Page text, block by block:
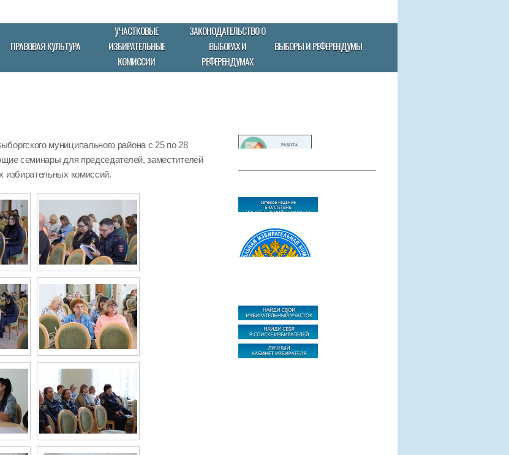
ПРАВОВАЯ КУЛЬТУРА
УЧАСТКОВЫЕ
ИЗБИРАТЕЛЬНЫЕ
КОМИССИИ
ЗАКОНОДАТЕЛЬСТВО О
ВЫБОРАХ И
РЕФЕРЕНДУМАХ
ВЫБОРЫ И РЕФЕРЕНДУМЫ
муниципального района с 25 по 28
семинары для председателей, заместителей
избирательных комиссий.